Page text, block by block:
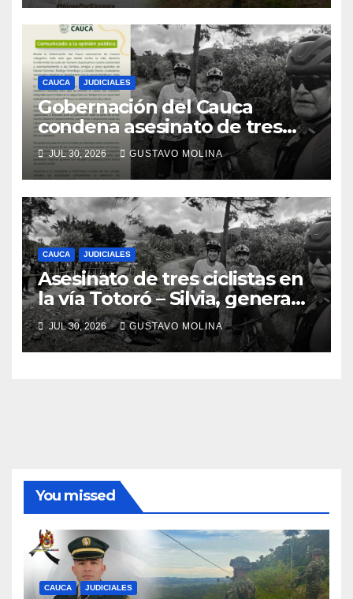
CAUCA JUDICIALES
Gobernación del Cauca
condena asesinato de tres
ciudadanos y exige medidas
urgentes al Gobierno
Nacional
JUL 30, 2026 GUSTAVO MOLINA
CAUCA JUDICIALES
Asesinato de tres ciclistas en
la vía Totoró – Silvia, genera
consternación en el Cauca
JUL 30, 2026 GUSTAVO MOLINA
You missed
CAUCA JUDICIALES